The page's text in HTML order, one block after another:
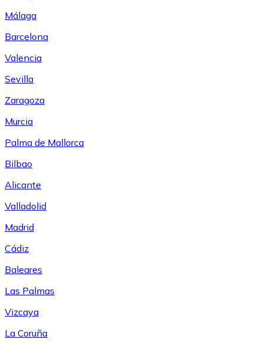
Málaga
Barcelona
Valencia
Sevilla
Zaragoza
Murcia
Palma de Mallorca
Bilbao
Alicante
Valladolid
Madrid
Cádiz
Baleares
Las Palmas
Vizcaya
La Coruña